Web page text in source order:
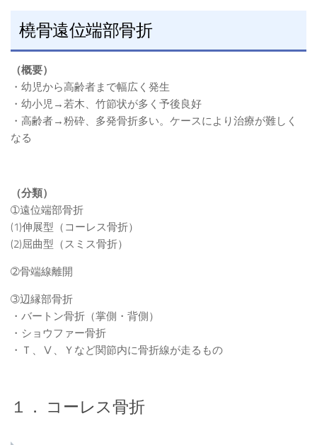
橈骨遠位端部骨折
（概要）
・幼児から高齢者まで幅広く発生
・幼小児→若木、竹節状が多く予後良好
・高齢者→粉砕、多発骨折多い。ケースにより治療が難しく
なる
（分類）
➀遠位端部骨折
(1)伸展型（コーレス骨折）
(2)屈曲型（スミス骨折）
➁骨端線離開
➂辺縁部骨折
・バートン骨折（掌側・背側）
・ショウファー骨折
・Ｔ、Ⅴ、Ｙなど関節内に骨折線が走るもの
１． コーレス骨折